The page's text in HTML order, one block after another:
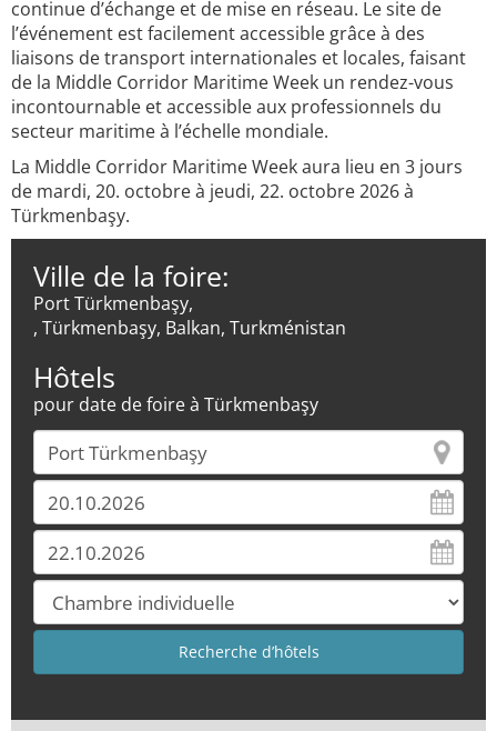
continue d’échange et de mise en réseau. Le site de
l’événement est facilement accessible grâce à des
liaisons de transport internationales et locales, faisant
de la Middle Corridor Maritime Week un rendez-vous
incontournable et accessible aux professionnels du
secteur maritime à l’échelle mondiale.
La Middle Corridor Maritime Week aura lieu en 3 jours
de mardi, 20. octobre à jeudi, 22. octobre 2026 à
Türkmenbaşy.
Ville de la foire:
Port Türkmenbaşy,
, Türkmenbaşy, Balkan, Turkménistan
Hôtels
pour date de foire à Türkmenbaşy